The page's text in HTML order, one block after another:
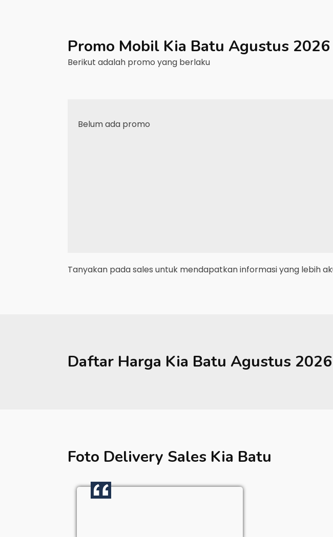
Promo Mobil Kia Batu Agustus 2026
Berikut adalah promo yang berlaku
Belum ada promo
Tanyakan pada sales untuk mendapatkan informasi yang lebih
Daftar Harga Kia Batu Agustus 2026
Foto Delivery Sales Kia Batu